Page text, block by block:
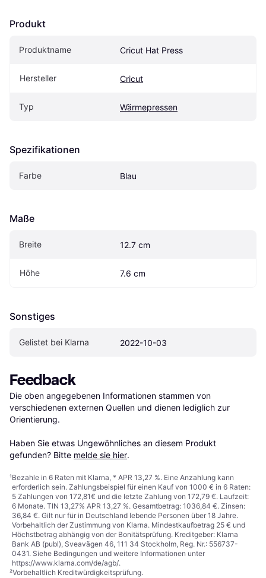
Produkt
Produktname Cricut Hat Press
Hersteller Cricut
Typ Wärmepressen
Spezifikationen
Farbe Blau
Maße
Breite 12.7 cm
Höhe 7.6 cm
Sonstiges
Gelistet bei Klarna 2022-10-03
Feedback
Die oben angegebenen Informationen stammen von
verschiedenen externen Quellen und dienen lediglich zur
Orientierung.
Haben Sie etwas Ungewöhnliches an diesem Produkt
gefunden? Bitte melde sie hier.
¹Bezahle in 6 Raten mit Klarna, * APR 13,27 %. Eine Anzahlung kann
erforderlich sein. Zahlungsbeispiel für einen Kauf von 1000 € in 6 Raten:
5 Zahlungen von 172,81€ und die letzte Zahlung von 172,79 €. Laufzeit:
6 Monate. TIN 13,27% APR 13,27 %. Gesamtbetrag: 1036,84 €. Zinsen:
36,84 €. Gilt nur für in Deutschland lebende Personen über 18 Jahre.
Vorbehaltlich der Zustimmung von Klarna. Mindestkaufbetrag 25 € und
Höchstbetrag abhängig von der Bonitätsprüfung. Kreditgeber: Klarna
Bank AB (publ), Sveavägen 46, 111 34 Stockholm, Reg. Nr.: 556737-
0431. Siehe Bedingungen und weitere Informationen unter
https://www.klarna.com/de/agb/.
²Vorbehaltlich Kreditwürdigkeitsprüfung.